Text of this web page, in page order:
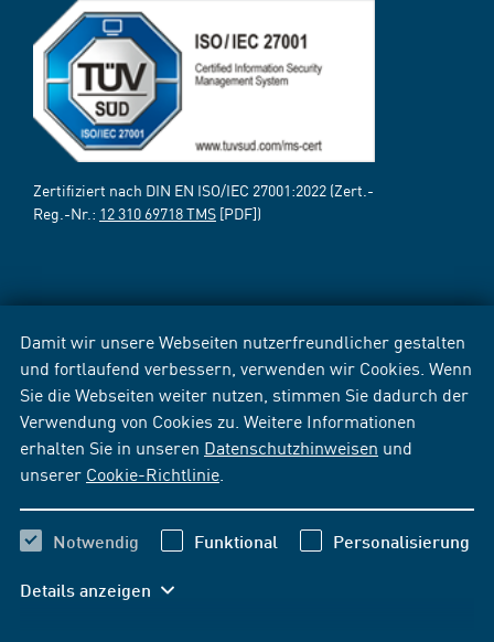
Damit wir unsere Webseiten nutzerfreundlicher gestalten
und fortlaufend verbessern, verwenden wir Cookies. Wenn
Sie die Webseiten weiter nutzen, stimmen Sie dadurch der
Verwendung von Cookies zu. Weitere Informationen
erhalten Sie in unseren Datenschutzhinweisen und
unserer Cookie-Richtlinie
Notwendig Funktional Personalisierung
Details anzeigen
Zertifiziert nach DIN EN ISO/IEC 27001:2022 (Zert.-
Reg.-Nr.: 12 310 69718 TMS [PDF])